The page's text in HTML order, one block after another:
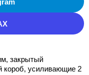
закрытый
короб, усиливающие 2